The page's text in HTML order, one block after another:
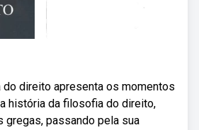
direito apresenta os momentos
história da filosofia do direito,
gregas, passando pela sua